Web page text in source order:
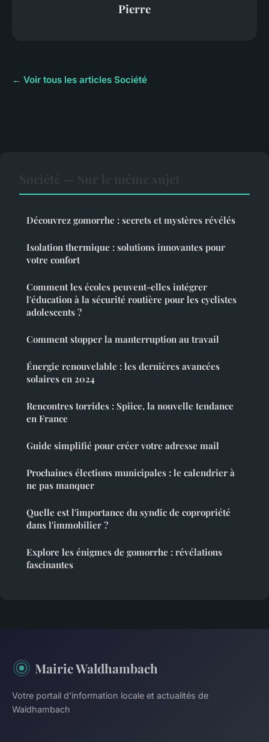
Pierre
← Voir tous les articles Société
Découvrez gomorrhe : secrets et mystères révélés
Isolation thermique : solutions innovantes pour
votre confort
Comment les écoles peuvent-elles intégrer
l'éducation à la sécurité routière pour les cyclistes
adolescents ?
Comment stopper la manterruption au travail
Énergie renouvelable : les dernières avancées
solaires en 2024
Rencontres torrides : Spiice, la nouvelle tendance
en France
Guide simplifié pour créer votre adresse mail
Prochaines élections municipales : le calendrier à
ne pas manquer
Quelle est l'importance du syndic de copropriété
dans l'immobilier ?
Explore les énigmes de gomorrhe : révélations
fascinantes
Mairie Waldhambach
Votre portail d'information locale et actualités de
Waldhambach